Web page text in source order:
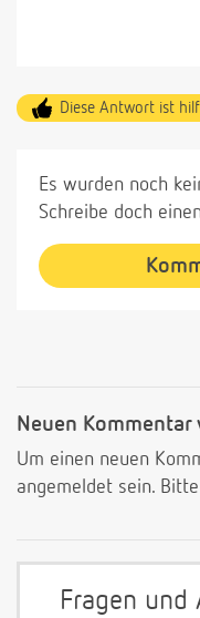
Diese Antwort ist
Es wurden noch
Schreibe doch
Neuen Kommentar
Um einen neuen
angemeldet sein.
Fragen und